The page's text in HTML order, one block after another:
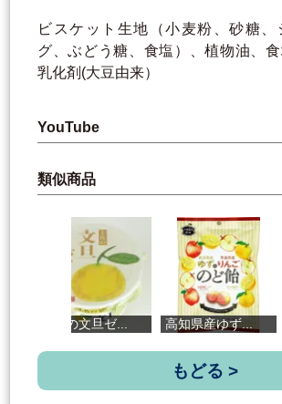
ビスケット生地（小麦粉、砂糖、
グ、ぶどう糖、食塩）、植物油、食
乳化剤(大豆由来）
YouTube
類似商品
土佐の文旦ゼ... 高知県産ゆず...
もどる >